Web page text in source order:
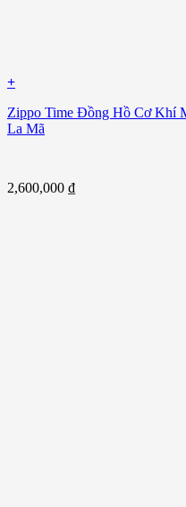
+
Zippo Time Đồng Hồ Cơ Khí
La Mã
2,600,000 ₫